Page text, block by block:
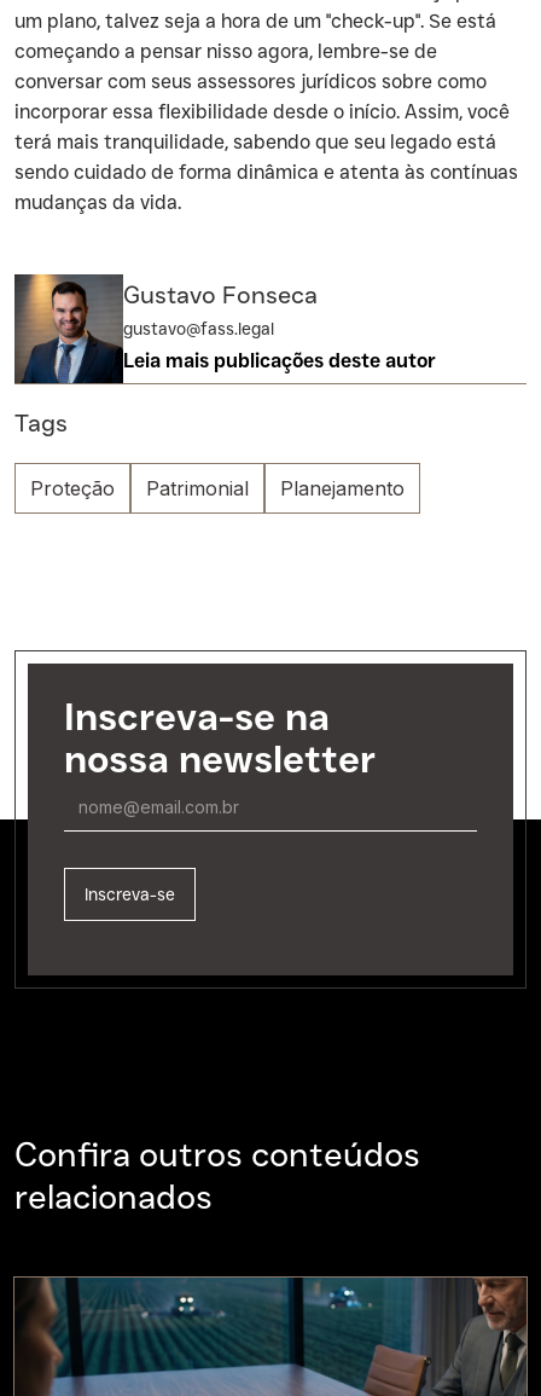
um plano, talvez seja a hora de um "check-up". Se está
começando a pensar nisso agora, lembre-se de
conversar com seus assessores jurídicos sobre como
incorporar essa flexibilidade desde o início. Assim, você
terá mais tranquilidade, sabendo que seu legado está
sendo cuidado de forma dinâmica e atenta às contínuas
mudanças da vida.
Gustavo Fonseca
gustavo@fass.legal
Leia mais publicações deste autor
Tags
Proteção Patrimonial Planejamento
Inscreva-se na
nossa newsletter
Confira outros conteúdos
relacionados